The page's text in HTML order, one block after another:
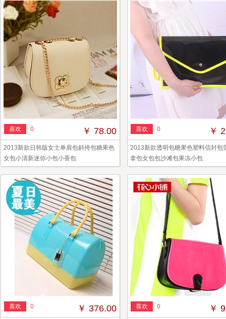
喜欢 0 ￥ 78.00
2013新款日韩版女士单肩包斜挎包糖果色
女包小清新迷你小包小香包
喜欢 0 ￥
2013新款透明包糖果色塑料信封包
拿包女包包沙滩包果冻小包
喜欢 0 ￥ 376.00 喜欢 0 ￥